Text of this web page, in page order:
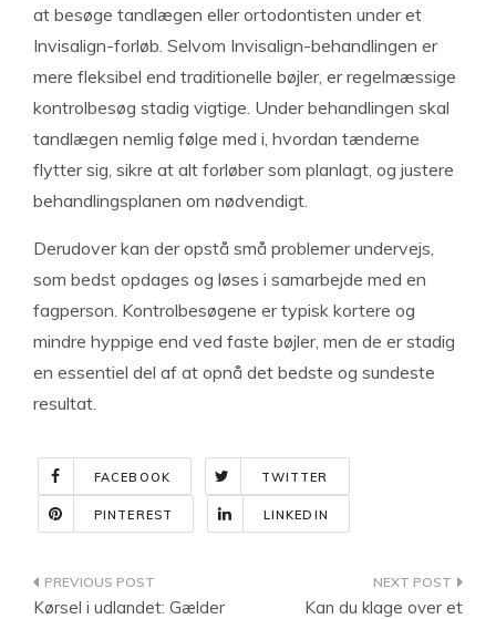
at besøge tandlægen eller ortodontisten under et
Invisalign-forløb. Selvom Invisalign-behandlingen er
mere fleksibel end traditionelle bøjler, er regelmæssige
kontrolbesøg stadig vigtige. Under behandlingen skal
tandlægen nemlig følge med i, hvordan tænderne
flytter sig, sikre at alt forløber som planlagt, og justere
behandlingsplanen om nødvendigt.
Derudover kan der opstå små problemer undervejs,
som bedst opdages og løses i samarbejde med en
fagperson. Kontrolbesøgene er typisk kortere og
mindre hyppige end ved faste bøjler, men de er stadig
en essentiel del af at opnå det bedste og sundeste
resultat.
FACEBOOK TWITTER
PINTEREST LINKEDIN
Indlægsnavigation
Kørsel i udlandet: Gælder
Kan du klage over et